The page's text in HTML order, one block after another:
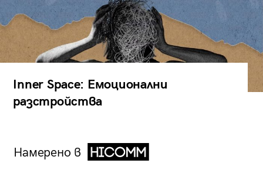
Inner Space: Емоционални
разстройства
Намерено в